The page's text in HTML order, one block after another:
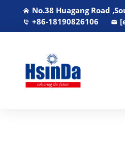
No.38 Huagang Road
+86-18190826106